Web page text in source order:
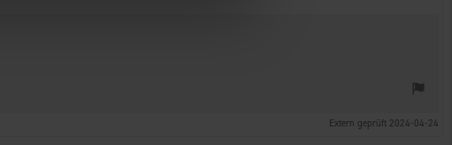
Extern geprüft 2024-04-24